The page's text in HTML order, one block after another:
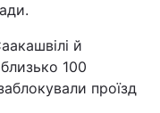
й
100
проїзд